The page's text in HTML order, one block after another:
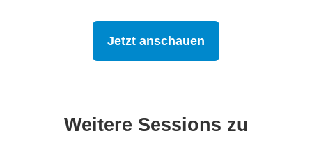
Jetzt anschauen
Weitere Sessions zu